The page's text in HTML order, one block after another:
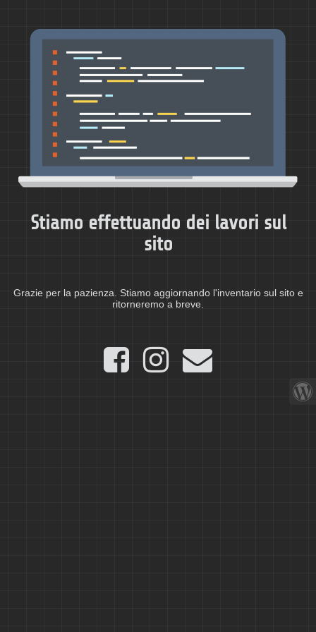
Stiamo effettuando dei lavori sul
sito
Grazie per la pazienza. Stiamo aggiornando l'inventario sul sito e
ritorneremo a breve.